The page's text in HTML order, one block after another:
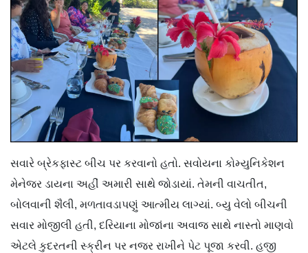
સવારે બ્રેકફાસ્ટ બીચ પર કરવાનો હતો. સવોયના કોમ્યુનિકેશન
મેનેજર ડાયના અહીં અમારી સાથે જોડાયાં. તેમની વાચતીત,
બોલવાની શૈલી, મળતાવડાપણું આત્મીય લાગ્યાં. બ્યુ વેલો બીચની
સવાર મોજીલી હતી, દરિયાના મોજાંના અવાજ સાથે નાસ્તો માણવો
એટલે કુદરતની સ્ક્રીન પર નજર રાખીને પેટ પૂજા કરવી. હજી